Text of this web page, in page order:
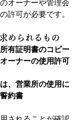
オーナーや管理会
許可が必要です。
められるもの
有証明書のコピー
ーナーの使用許可
、営業所の使用に
約書